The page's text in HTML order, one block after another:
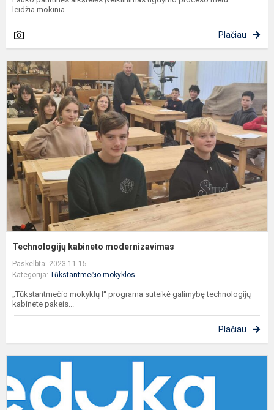
leidžia mokinia...
Plačiau
Technologijų kabineto modernizavimas
Paskelbta: 2023-11-15
Kategorija: Tūkstantmečio mokyklos
„Tūkstantmečio mokyklų I“ programa suteikė galimybę technologijų
kabinete pakeis...
Plačiau